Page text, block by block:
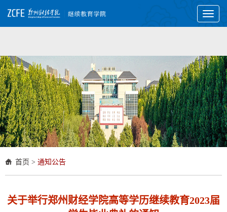
Toggle
首页 > 通知公告
关于举行郑州财经学院高等学历继续教育2023届